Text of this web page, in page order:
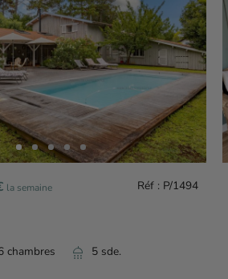
la semaine Réf : P/1494
chambres shower 5 sde.